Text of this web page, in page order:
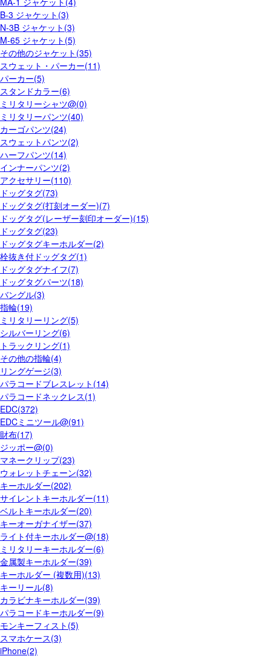
B-3 ジャケット(3)
N-3B ジャケット(3)
M-65 ジャケット(5)
その他のジャケット(35)
スウェット・パーカー(11)
パーカー(5)
スタンドカラー(6)
ミリタリーシャツ@(0)
ミリタリーパンツ(40)
カーゴパンツ(24)
スウェットパンツ(2)
ハーフパンツ(14)
インナーパンツ(2)
アクセサリー(110)
ドッグタグ(73)
ドッグタグ(打刻オーダー)(7)
ドッグタグ(レーザー刻印オーダー)(15)
ドッグタグ(23)
ドッグタグキーホルダー(2)
栓抜き付ドッグタグ(1)
ドッグタグナイフ(7)
ドッグタグパーツ(18)
バングル(3)
指輪(19)
ミリタリーリング(5)
シルバーリング(6)
トラックリング(1)
その他の指輪(4)
リングゲージ(3)
パラコードブレスレット(14)
パラコードネックレス(1)
EDC(372)
EDCミニツール@(91)
財布(17)
ジッポー@(0)
マネークリップ(23)
ウォレットチェーン(32)
キーホルダー(202)
サイレントキーホルダー(11)
ベルトキーホルダー(20)
キーオーガナイザー(37)
ライト付キーホルダー@(18)
ミリタリーキーホルダー(6)
金属製キーホルダー(39)
キーホルダー (複数用)(13)
キーリール(8)
カラビナキーホルダー(39)
パラコードキーホルダー(9)
モンキーフィスト(5)
スマホケース(3)
iPhone(2)